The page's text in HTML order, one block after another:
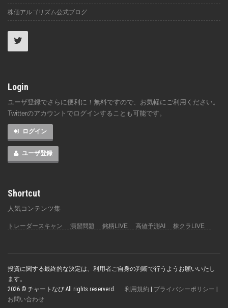
株価アルゴリズム公式ブログ
Login
ユーザ登録でさらに便利に！無料ですので、お気軽にご利用ください。
Twitterのアカウントでログインすることも可能です。
ログイン
ユーザ登録
Shortcut
人気コンテンツ集
トレーダースキャン 演習問題 銘柄LIVE 高値予測AI 株クラLIVE
投資に関する最終的な決定は、利用者ご自身の判断で行うようお願いいたし
ます。
2026 © チャートなび All rights reserverd. 利用規約 | プライバシーポリシー |
お問い合わせ